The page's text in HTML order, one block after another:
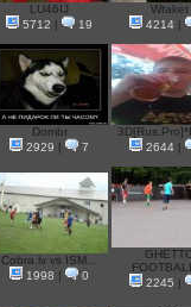
LU46IJ
5712
| 19
Wtaket
4214 |
Dombr
2929
| 7
2644 |
Cobra.lv vs ISM...
1998
| 0
2245
|